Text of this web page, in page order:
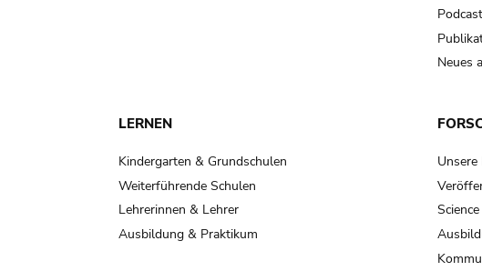
Neues
LERNEN
Kindergarten & Grundschulen
Weiterführende Schulen
Lehrerinnen & Lehrer
Ausbildung & Praktikum